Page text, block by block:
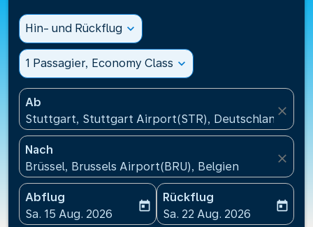
Hin- und Rückflug expand_more
1 Passagier, Economy Class expand_more
Ab
Stuttgart, Stuttgart Airport(STR), Deutschland
close
Nach
Brüssel, Brussels Airport(BRU), Belgien
close
Abflug
fc-booking-departure-date-aria-label
Sa. 15 Aug. 2026
today
Rückflug
fc-booking-return-date-
Sa. 22 Aug. 2026
today